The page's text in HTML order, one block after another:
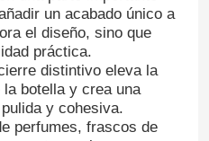
un acabado único a
el diseño, sino que
práctica.
distintivo eleva la
botella y crea una
y cohesiva.
perfumes, frascos de